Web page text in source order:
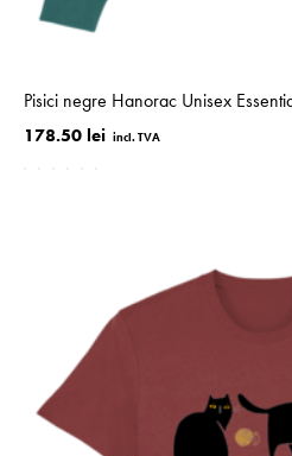
Pisici negre Hanorac Unisex
178.50 lei